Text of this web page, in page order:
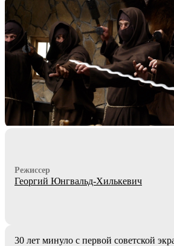
Режиссер
Георгий Юнгвальд-Хилькевич
30 лет минуло с первой советской